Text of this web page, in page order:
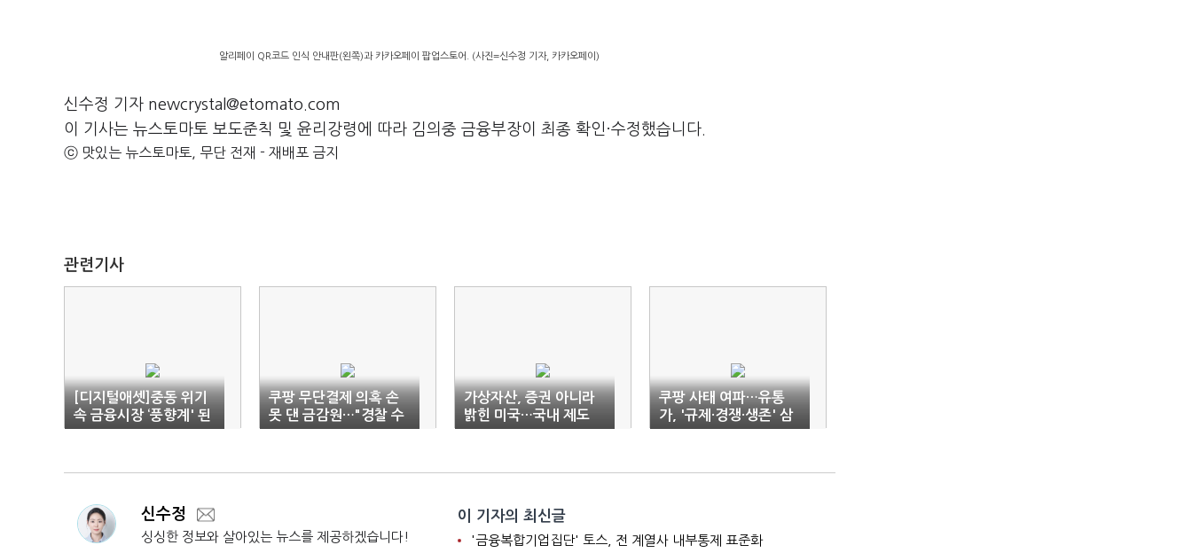
알리페이 QR코드 인식 안내판(왼쪽)과 카카오페이 팝업스토어. (사진=신수정 기자, 카카오페이)
신수정 기자 newcrystal@etomato.com
이 기사는 뉴스토마토 보도준칙 및 윤리강령에 따라 김의중 금융부장이 최종 확인·수정했습니다.
ⓒ 맛있는 뉴스토마토, 무단 전재 - 재배포 금지
관련기사
[디지털애셋]중동 위기
속 금융시장 ‘풍향계' 된
가상자산
쿠팡 무단결제 의혹 손
못 댄 금감원…"경찰 수
사 영역"
가상자산, 증권 아니라
밝힌 미국…국내 제도
정비도 급물살?
쿠팡 사태 여파…유통
가, '규제·경쟁·생존' 삼
중 충돌
신수정
싱싱한 정보와 살아있는 뉴스를 제공하겠습니다!
이 기자의 최신글
'금융복합기업집단' 토스, 전 계열사 내부통제 표준화